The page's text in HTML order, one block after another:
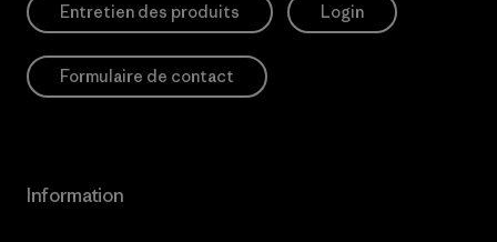
Entretien des produits Login
Formulaire de contact
Information